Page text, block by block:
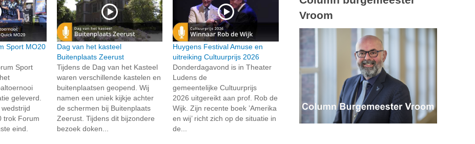
Sport MO20
Sport
geleverd.
trok Forum
eind.
Dag van het kasteel
Buitenplaats Zeerust
Tijdens de Dag van het Kasteel
waren verschillende kastelen en
buitenplaatsen geopend. Wij
namen een uniek kijkje achter
de schermen bij Buitenplaats
Zeerust. Tijdens dit bijzondere
bezoek doken...
Huygens Festival Amuse en
uitreiking Cultuurprijs 2026
Donderdagavond is in Theater
Ludens de
gemeentelijke Cultuurprijs
2026 uitgereikt aan prof. Rob de
Wijk. Zijn recente boek ’Amerika
en wij’ richt zich op de situatie in
de...
Vroom